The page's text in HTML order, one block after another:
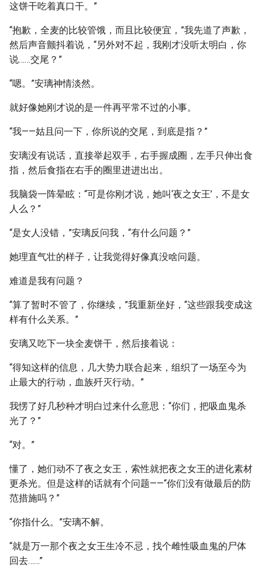
这饼干吃着真口干。”
“抱歉，全麦的比较管饿，而且比较便宜，”我先道了声歉，
然后声音颤抖着说，“另外对不起，我刚才没听太明白，你
说……交尾？”
“嗯。”安璃神情淡然。
就好像她刚才说的是一件再平常不过的小事。
“我——姑且问一下，你所说的交尾，到底是指？”
安璃没有说话，直接举起双手，右手握成圈，左手只伸出食
指，然后食指在右手的圈里进进出出。
我脑袋一阵晕眩：“可是你刚才说，她叫‘夜之女王’，不是女
人么？”
“是女人没错，”安璃反问我，“有什么问题？”
她理直气壮的样子，让我觉得好像真没啥问题。
难道是我有问题？
“算了暂时不管了，你继续，”我重新坐好，“这些跟我变成这
样有什么关系。”
安璃又吃下一块全麦饼干，然后接着说：
“得知这样的信息，几大势力联合起来，组织了一场至今为
止最大的行动，血族歼灭行动。”
我愣了好几秒种才明白过来什么意思：“你们，把吸血鬼杀
光了？”
“对。”
懂了，她们动不了夜之女王，索性就把夜之女王的进化素材
更杀光。但是这样的话就有个问题——“你们没有做最后的防
范措施吗？”
“你指什么。”安璃不解。
“就是万一那个夜之女王生冷不忌，找个雌性吸血鬼的尸体
回去……”